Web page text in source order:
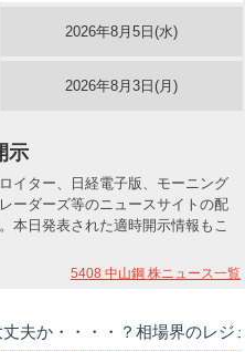
2026年8月5日(水)
2026年8月3日(月)
示
イター、日経電子版、モーニング
ーダーズ等のニュースサイトの配
本日発表された適時開示情報もこ
5408 中山鋼 株ニュース一覧
夫か・・・・？相場界のレジ